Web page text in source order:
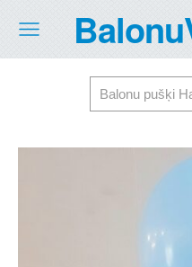
Balonu pušķi